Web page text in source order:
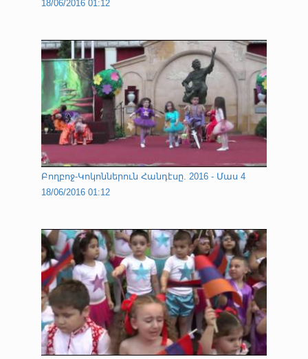
18/06/2016 01:12
Բողբոջ-Կոկոններուն Հանդէսը. 2016 - Մաս 4
18/06/2016 01:12